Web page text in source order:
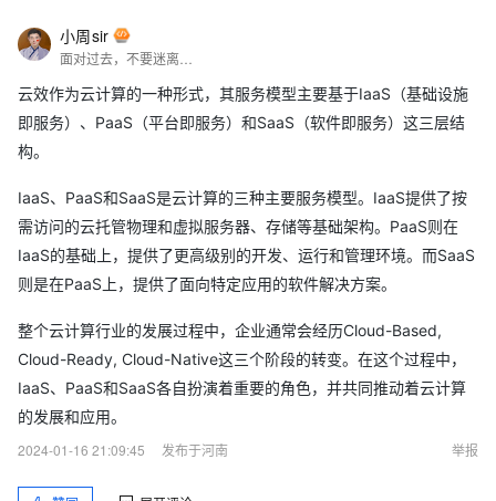
小周sir
云效作为云计算的一种形式，其服务模型主要基于IaaS（基础设施
即服务）、PaaS（平台即服务）和SaaS（软件即服务）这三层结
构。
IaaS、PaaS和SaaS是云计算的三种主要服务模型。IaaS提供了按
需访问的云托管物理和虚拟服务器、存储等基础架构。PaaS则在
IaaS的基础上，提供了更高级别的开发、运行和管理环境。而SaaS
则是在PaaS上，提供了面向特定应用的软件解决方案。
整个云计算行业的发展过程中，企业通常会经历Cloud-Based,
Cloud-Ready, Cloud-Native这三个阶段的转变。在这个过程中，
IaaS、PaaS和SaaS各自扮演着重要的角色，并共同推动着云计算
的发展和应用。
2024-01-16 21:09:45
发布于河南 举报